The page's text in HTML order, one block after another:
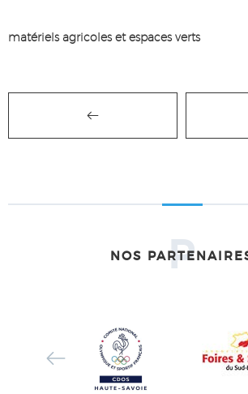
matériels agricoles et espaces verts
NOS P